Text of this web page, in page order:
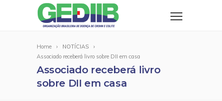
Home
NOTÍCIAS
Associado receberá livro sobre DII em casa
Associado receberá livro
sobre DII em casa